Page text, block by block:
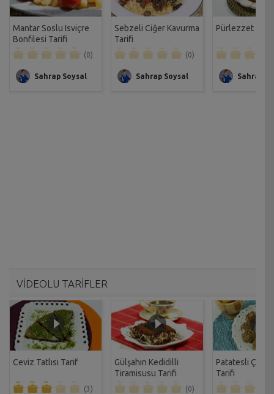
Mantar Soslu Isviçre
Bonfilesi Tarifi
(0)
Sahrap Soysal
Sebzeli Ciğer Kavurma
Tarifi
(0)
Sahrap Soysal
Pürlezzet Tarifi
Sahrap
VİDEOLU TARİFLER
Ceviz Tatlısı Tarif
(3)
Gülşahın Kedidilli
Tiramisusu Tarifi
(0)
Patatesli Çıtır
Tarifi